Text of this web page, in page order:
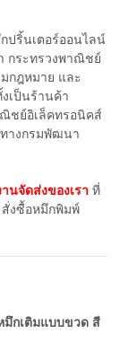
ปริ้นเตอร์ออนไลน์
กระทรวงพาณิชย์
กฎหมาย และ
เป็นร้านค้า
ชย์อิเล็คทรอนิคส์
ทางกรมพัฒนา
นจัดส่งของเรา ที่
สั่งซื้อหมึกพิมพ์
กเติมแบบขวด สี